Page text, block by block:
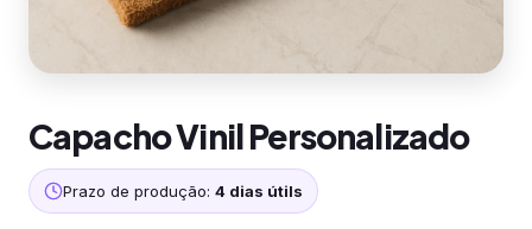
Capacho Vinil Personalizado
Prazo de produção: 4 dias útils